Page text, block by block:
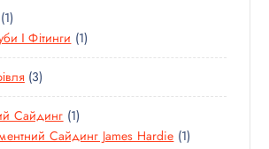
І
11
Т
О
В
А
Р
І Фітинги 11
Т
В
Р
33
Т
О
В
Сайдинг 11
Т
Сайдинг James Hardie 11